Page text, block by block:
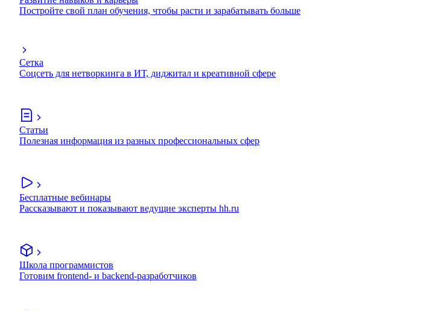
Постройте свой план обучения, чтобы расти и зарабатывать больше
Сетка
Соцсеть для нетворкинга в ИТ, диджитал и креативной сфере
Статьи
Полезная информация из разных профессиональных сфер
Бесплатные вебинары
Рассказывают и показывают ведущие эксперты hh.ru
Школа программистов
Готовим frontend- и backend-разработчиков